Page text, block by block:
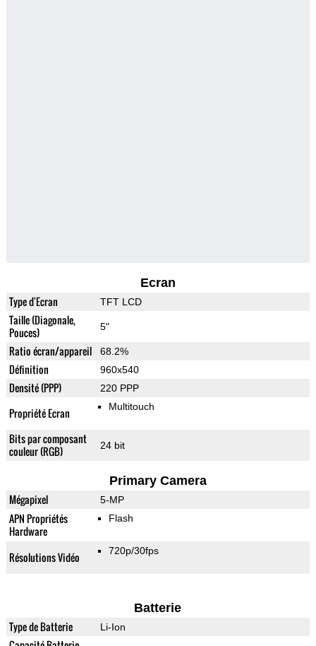
Ecran
Type d'Ecran TFT LCD
Taille (Diagonale,
Pouces)
5"
Ratio écran/appareil 68.2%
Définition 960x540
Densité (PPP) 220 PPP
Propriété Ecran Multitouch
Bits par composant
couleur (RGB)
24 bit
Primary Camera
Mégapixel 5-MP
APN Propriétés
Hardware
Flash
Résolutions Vidéo 720p/30fps
Batterie
Type de Batterie Li-Ion